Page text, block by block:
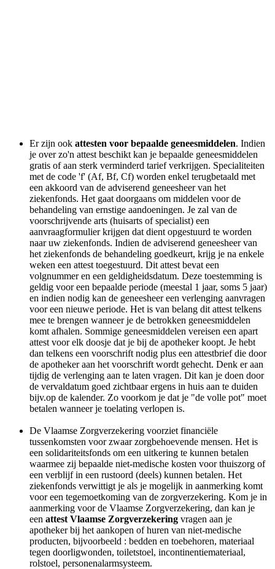
Er zijn ook attesten voor bepaalde geneesmiddelen. Indien
je over zo'n attest beschikt kan je bepaalde geneesmiddelen
gratis of aan sterk verminderd tarief verkrijgen. Specialiteiten
met de code 'f' (Af, Bf, Cf) worden enkel terugbetaald met
een akkoord van de adviserend geneesheer van het
ziekenfonds. Het gaat doorgaans om middelen voor de
behandeling van ernstige aandoeningen. Je zal van de
voorschrijvende arts (huisarts of specialist) een
aanvraagformulier krijgen dat dient opgestuurd te worden
naar uw ziekenfonds. Indien de adviserend geneesheer van
het ziekenfonds de behandeling goedkeurt, krijg je na enkele
weken een attest toegestuurd. Dit attest bevat een
volgnummer en een geldigheidsdatum. Deze toestemming is
geldig voor een bepaalde periode (meestal 1 jaar, soms 5 jaar)
en indien nodig kan de geneesheer een verlenging aanvragen
voor een nieuwe periode. Het is van belang dit attest telkens
mee te brengen wanneer je de betrokken geneesmiddelen
komt afhalen. Sommige geneesmiddelen vereisen een apart
attest voor elk doosje dat je bij de apotheker koopt. Je hebt
dan telkens een voorschrift nodig plus een attestbrief die door
de apotheker aan het voorschrift wordt gehecht. Denk er aan
tijdig de verlenging aan te laten vragen. Dit kan je doen door
de vervaldatum goed zichtbaar ergens in huis aan te duiden
bijv.op de kalender. Zo voorkom je dat je "de volle pot" moet
betalen wanneer je toelating verlopen is.
De Vlaamse Zorgverzekering voorziet financiële
tussenkomsten voor zwaar zorgbehoevende mensen. Het is
een solidariteitsfonds om een uitkering te kunnen betalen
waarmee zij bepaalde niet-medische kosten voor thuiszorg of
een verblijf in een rustoord (deels) kunnen betalen. Het
ziekenfonds verwittigt je als je mogelijk in aanmerking komt
voor een tegemoetkoming van de zorgverzekering. Kom je in
aanmerking voor de Vlaamse Zorgverzekering, dan kan je
een attest Vlaamse Zorgverzekering vragen aan je
apotheker bij het aankopen of huren van niet-medische
producten, bijvoorbeeld : bedden en toebehoren, materiaal
tegen doorligwonden, toiletstoel, incontinentiemateriaal,
rolstoel, personenalarmsysteem.